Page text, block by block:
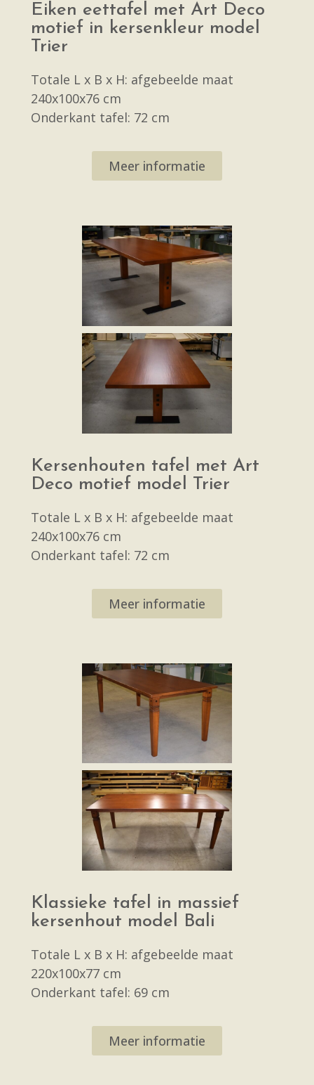
Eiken eettafel met Art Deco
motief in kersenkleur model
Trier
Totale L x B x H: afgebeelde maat
240x100x76 cm
Onderkant tafel: 72 cm
Meer informatie
Kersenhouten tafel met Art
Deco motief model Trier
Totale L x B x H: afgebeelde maat
240x100x76 cm
Onderkant tafel: 72 cm
Meer informatie
Klassieke tafel in massief
kersenhout model Bali
Totale L x B x H: afgebeelde maat
220x100x77 cm
Onderkant tafel: 69 cm
Meer informatie